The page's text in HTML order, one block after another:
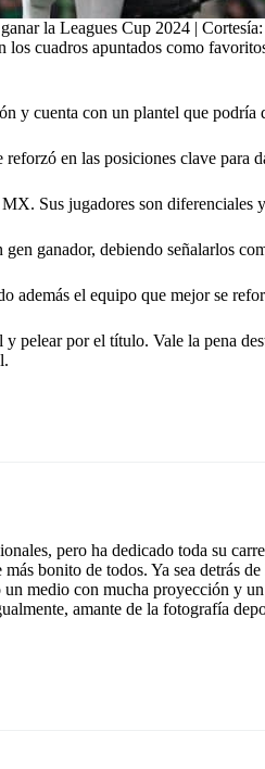
la Leagues Cup 2024 |
cuadros apuntados como
cuenta con un plantel que podría
en las posiciones clave para
Sus jugadores son diferenciales
ganador, debiendo señalarlos
además el equipo que mejor se
pelear por el título. Vale la pena
pero ha dedicado toda su
bonito de todos. Ya sea detrás
medio con mucha proyección y
amante de la fotografía